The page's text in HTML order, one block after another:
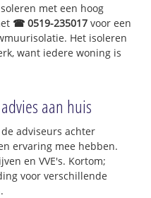
met een hoog
☎ 0519-235017 voor een
Het isoleren
want iedere woning is
aan huis
adviseurs achter
ervaring mee hebben.
en VVE's. Kortom;
voor verschillende